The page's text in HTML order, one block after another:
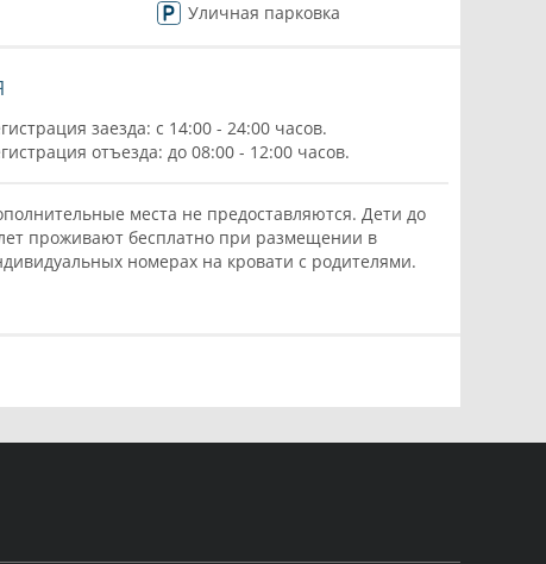
Уличная парковка
заезда: с 14:00 - 24:00 часов.
отъезда: до 08:00 - 12:00 часов.
места не предоставляются. Дети до
проживают бесплатно при размещении в
номерах на кровати с родителями.